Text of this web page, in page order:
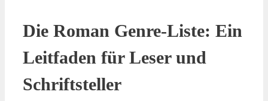
Die Roman Genre-Liste: Ein
Leitfaden für Leser und
Schriftsteller